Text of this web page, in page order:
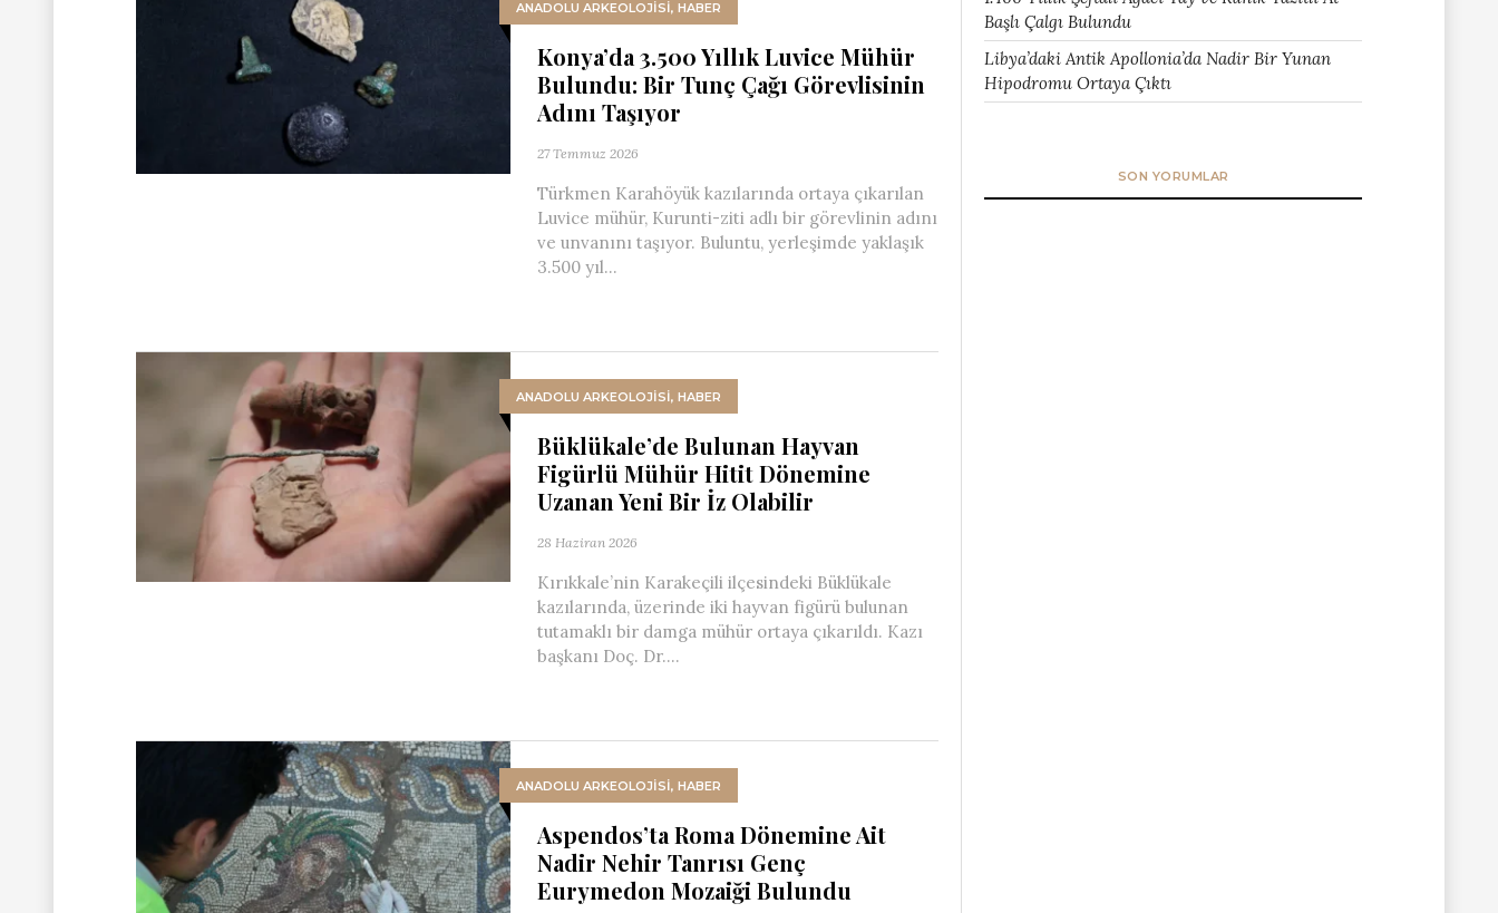
ANADOLU ARKEOLOJİSİ, HABER
Konya’da 3.500 Yıllık Luvice Mühür
Bulundu: Bir Tunç Çağı Görevlisinin
Adını Taşıyor
27 Temmuz 2026
Türkmen Karahöyük kazılarında ortaya çıkarılan
Luvice mühür, Kurunti-ziti adlı bir görevlinin adını
ve unvanını taşıyor. Buluntu, yerleşimde yaklaşık
3.500 yıl...
ANADOLU ARKEOLOJİSİ, HABER
Büklükale’de Bulunan Hayvan
Figürlü Mühür Hitit Dönemine
Uzanan Yeni Bir İz Olabilir
28 Haziran 2026
Kırıkkale’nin Karakeçili ilçesindeki Büklükale
kazılarında, üzerinde iki hayvan figürü bulunan
tutamaklı bir damga mühür ortaya çıkarıldı. Kazı
başkanı Doç. Dr....
ANADOLU ARKEOLOJİSİ, HABER
Aspendos’ta Roma Dönemine Ait
Nadir Nehir Tanrısı Genç
Eurymedon Mozaiği Bulundu
Başlı Çalgı Bulundu
Libya’daki Antik Apollonia’da Nadir Bir Yunan
Hipodromu Ortaya Çıktı
SON YORUMLAR